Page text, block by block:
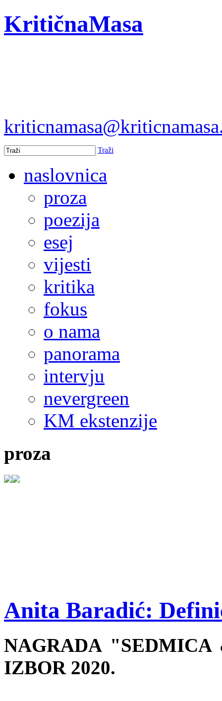
KritičnaMasa
Traži
naslovnica
proza
poezija
esej
vijesti
kritika
fokus
o nama
panorama
intervju
nevergreen
KM ekstenzije
proza
Anita Baradić:
NAGRADA
IZBOR 2020.